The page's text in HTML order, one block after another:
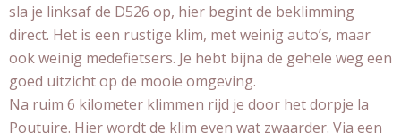
sla je linksaf de D526 op, hier begint de beklimming
direct. Het is een rustige klim, met weinig auto’s, maar
ook weinig medefietsers. Je hebt bijna de gehele weg een
goed uitzicht op de mooie omgeving.
Na ruim 6 kilometer klimmen rijd je door het dorpje la
Poutuire. Hier wordt de klim even wat zwaarder. Via een